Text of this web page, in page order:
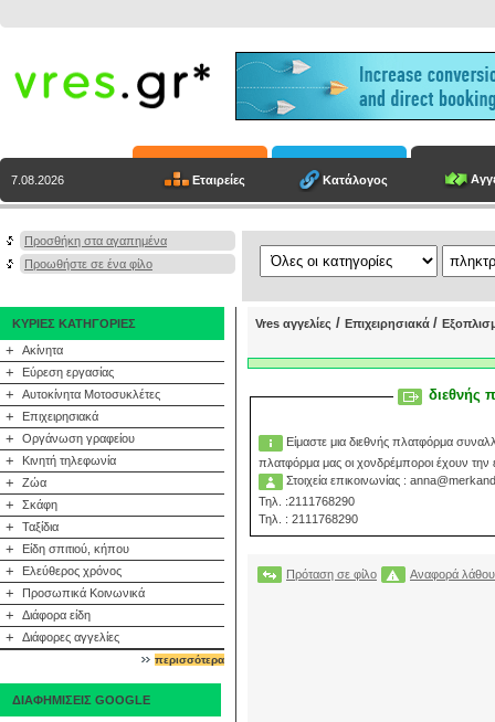
7.08.2026 Εταιρείες Κατάλογος
Προσθήκη στα αγαπημένα
Προωθήστε σε ένα φίλο
ΚΥΡΙΕΣ ΚΑΤΗΓΟΡΙΕΣ
+ Ακίνητα
+ Εύρεση εργασίας
+ Αυτοκίνητα Μοτοσυκλέτες
+ Επιχειρησιακά
+ Οργάνωση γραφείου
+ Κινητή τηλεφωνία
+ Ζώα
+ Σκάφη
+ Ταξίδια
+ Είδη σπιτιού, κήπου
+ Ελεύθερος χρόνος
+ Προσωπικά Κοινωνικά
+ Διάφορα είδη
+ Διάφορες αγγελίες
περισσότερα
ΔΙΑΦΗΜΙΣΕΙΣ GOOGLE
Vres αγγελίες / Επιχειρησιακά /
διεθνής
Είμαστε μια διεθνής πλατφόρμα
πλατφόρμα μας οι χονδρέμποροι έχουν
Στοιχεία επικοινωνίας :
Τηλ. :2111768290
Τηλ. : 2111768290
Πρόταση σε φίλο Αναφορά